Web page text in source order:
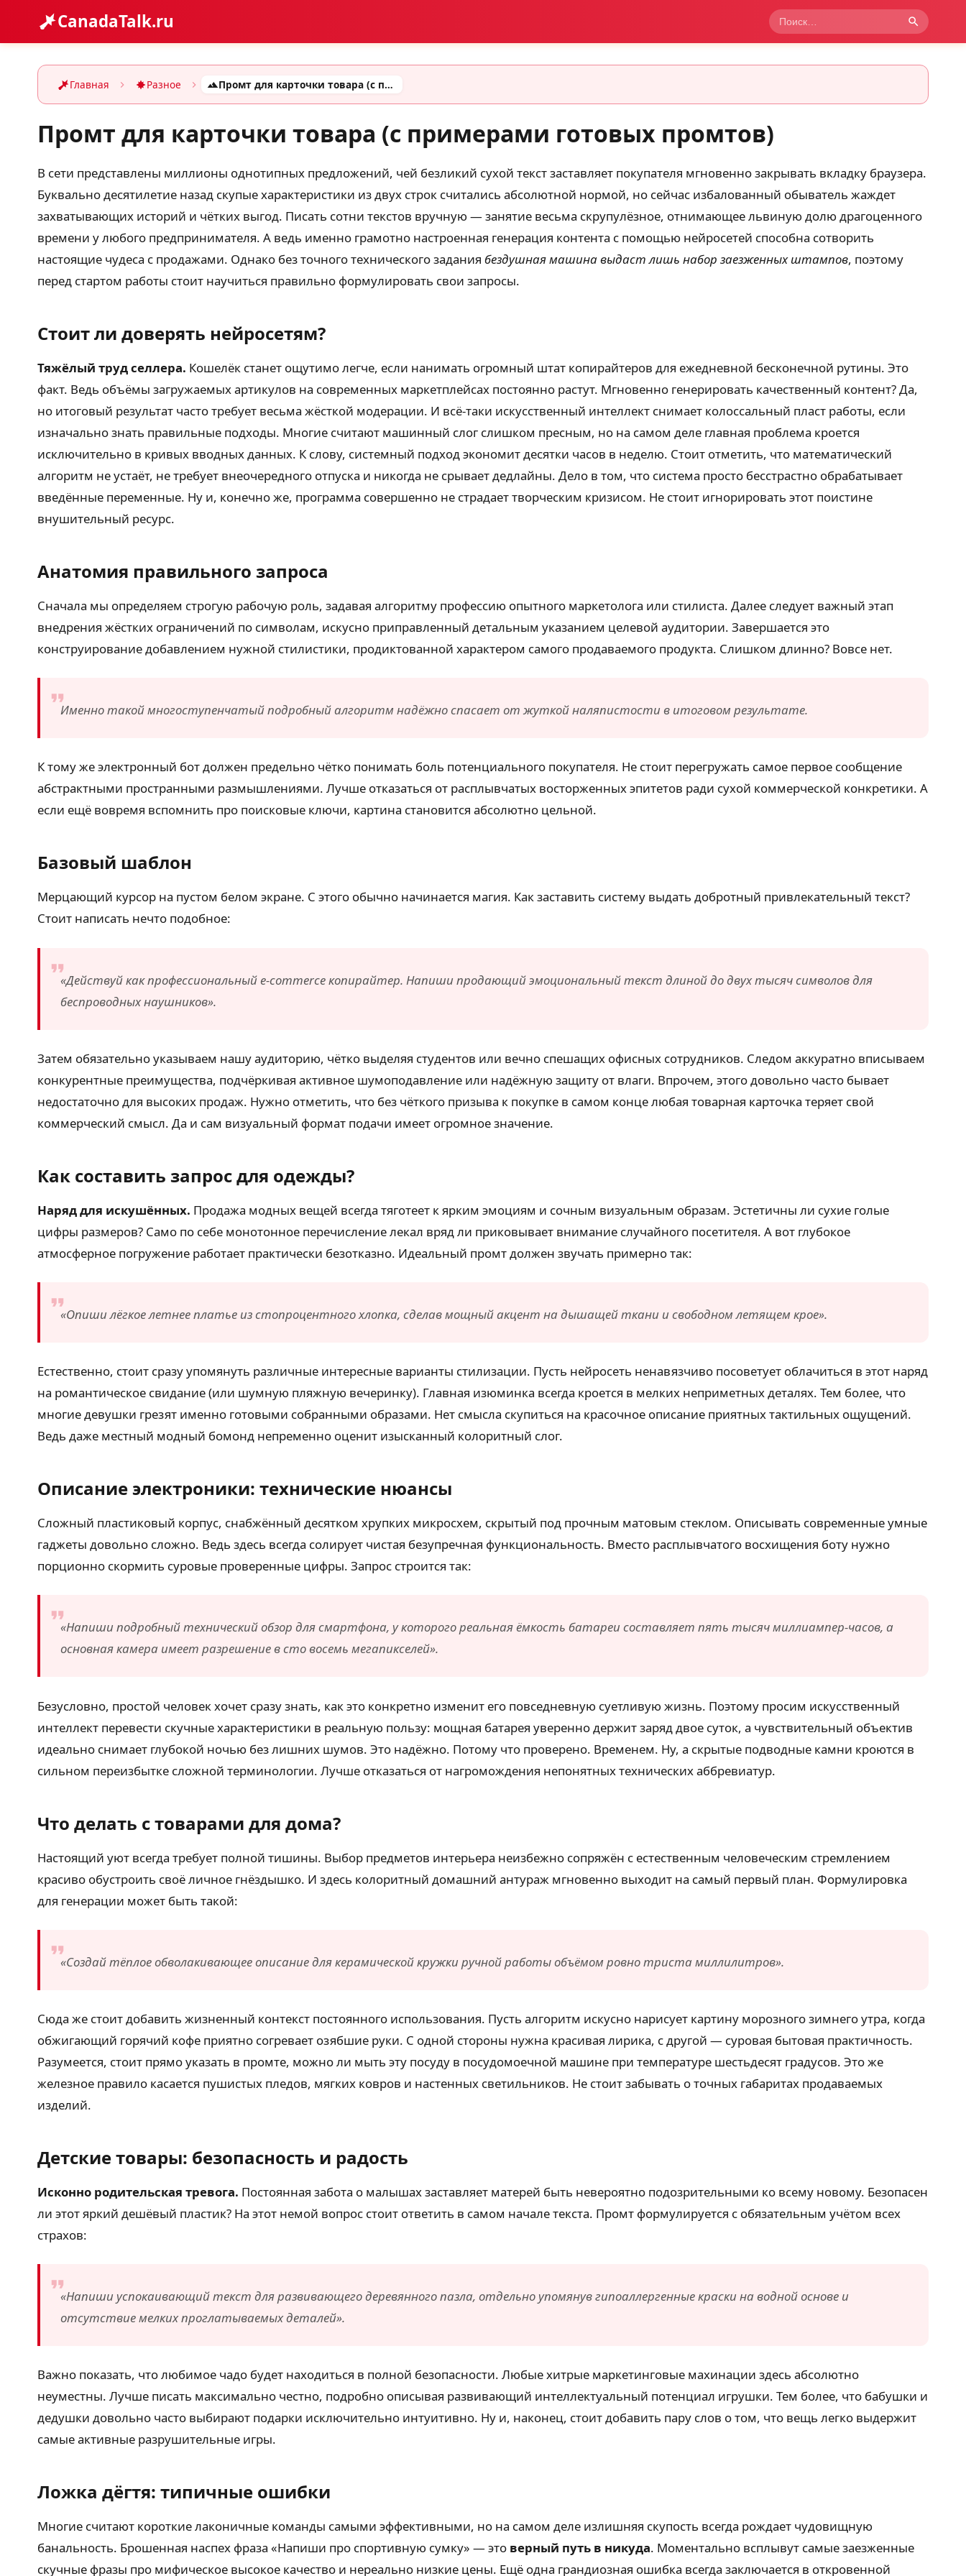
CanadaTalk.ru
Главная Разное Промт для карточки товара (с примерами готовых промтов)
Промт для карточки товара (с примерами готовых промтов)
В сети представлены миллионы однотипных предложений, чей безликий сухой текст заставляет покупателя мгновенно закрывать вкладку браузера.
Буквально десятилетие назад скупые характеристики из двух строк считались абсолютной нормой, но сейчас избалованный обыватель жаждет
захватывающих историй и чётких выгод. Писать сотни текстов вручную — занятие весьма скрупулёзное, отнимающее львиную долю драгоценного
времени у любого предпринимателя. А ведь именно грамотно настроенная генерация контента с помощью нейросетей способна сотворить
настоящие чудеса с продажами. Однако без точного технического задания бездушная машина выдаст лишь набор заезженных штампов, поэтому
перед стартом работы стоит научиться правильно формулировать свои запросы.
Стоит ли доверять нейросетям?
Тяжёлый труд селлера. Кошелёк станет ощутимо легче, если нанимать огромный штат копирайтеров для ежедневной бесконечной рутины. Это
факт. Ведь объёмы загружаемых артикулов на современных маркетплейсах постоянно растут. Мгновенно генерировать качественный контент? Да,
но итоговый результат часто требует весьма жёсткой модерации. И всё-таки искусственный интеллект снимает колоссальный пласт работы, если
изначально знать правильные подходы. Многие считают машинный слог слишком пресным, но на самом деле главная проблема кроется
исключительно в кривых вводных данных. К слову, системный подход экономит десятки часов в неделю. Стоит отметить, что математический
алгоритм не устаёт, не требует внеочередного отпуска и никогда не срывает дедлайны. Дело в том, что система просто бесстрастно обрабатывает
введённые переменные. Ну и, конечно же, программа совершенно не страдает творческим кризисом. Не стоит игнорировать этот поистине
внушительный ресурс.
Анатомия правильного запроса
Сначала мы определяем строгую рабочую роль, задавая алгоритму профессию опытного маркетолога или стилиста. Далее следует важный этап
внедрения жёстких ограничений по символам, искусно приправленный детальным указанием целевой аудитории. Завершается это
конструирование добавлением нужной стилистики, продиктованной характером самого продаваемого продукта. Слишком длинно? Вовсе нет.
Именно такой многоступенчатый подробный алгоритм надёжно спасает от жуткой наляпистости в итоговом результате.
К тому же электронный бот должен предельно чётко понимать боль потенциального покупателя. Не стоит перегружать самое первое сообщение
абстрактными пространными размышлениями. Лучше отказаться от расплывчатых восторженных эпитетов ради сухой коммерческой конкретики. А
если ещё вовремя вспомнить про поисковые ключи, картина становится абсолютно цельной.
Базовый шаблон
Мерцающий курсор на пустом белом экране. С этого обычно начинается магия. Как заставить систему выдать добротный привлекательный текст?
Стоит написать нечто подобное:
«Действуй как профессиональный e-commerce копирайтер. Напиши продающий эмоциональный текст длиной до двух тысяч символов для
беспроводных наушников».
Затем обязательно указываем нашу аудиторию, чётко выделяя студентов или вечно спешащих офисных сотрудников. Следом аккуратно вписываем
конкурентные преимущества, подчёркивая активное шумоподавление или надёжную защиту от влаги. Впрочем, этого довольно часто бывает
недостаточно для высоких продаж. Нужно отметить, что без чёткого призыва к покупке в самом конце любая товарная карточка теряет свой
коммерческий смысл. Да и сам визуальный формат подачи имеет огромное значение.
Как составить запрос для одежды?
Наряд для искушённых. Продажа модных вещей всегда тяготеет к ярким эмоциям и сочным визуальным образам. Эстетичны ли сухие голые
цифры размеров? Само по себе монотонное перечисление лекал вряд ли приковывает внимание случайного посетителя. А вот глубокое
атмосферное погружение работает практически безотказно. Идеальный промт должен звучать примерно так:
«Опиши лёгкое летнее платье из стопроцентного хлопка, сделав мощный акцент на дышащей ткани и свободном летящем крое».
Естественно, стоит сразу упомянуть различные интересные варианты стилизации. Пусть нейросеть ненавязчиво посоветует облачиться в этот наряд
на романтическое свидание (или шумную пляжную вечеринку). Главная изюминка всегда кроется в мелких неприметных деталях. Тем более, что
многие девушки грезят именно готовыми собранными образами. Нет смысла скупиться на красочное описание приятных тактильных ощущений.
Ведь даже местный модный бомонд непременно оценит изысканный колоритный слог.
Описание электроники: технические нюансы
Сложный пластиковый корпус, снабжённый десятком хрупких микросхем, скрытый под прочным матовым стеклом. Описывать современные умные
гаджеты довольно сложно. Ведь здесь всегда солирует чистая безупречная функциональность. Вместо расплывчатого восхищения боту нужно
порционно скормить суровые проверенные цифры. Запрос строится так:
«Напиши подробный технический обзор для смартфона, у которого реальная ёмкость батареи составляет пять тысяч миллиампер-часов, а
основная камера имеет разрешение в сто восемь мегапикселей».
Безусловно, простой человек хочет сразу знать, как это конкретно изменит его повседневную суетливую жизнь. Поэтому просим искусственный
интеллект перевести скучные характеристики в реальную пользу: мощная батарея уверенно держит заряд двое суток, а чувствительный объектив
идеально снимает глубокой ночью без лишних шумов. Это надёжно. Потому что проверено. Временем. Ну, а скрытые подводные камни кроются в
сильном переизбытке сложной терминологии. Лучше отказаться от нагромождения непонятных технических аббревиатур.
Что делать с товарами для дома?
Настоящий уют всегда требует полной тишины. Выбор предметов интерьера неизбежно сопряжён с естественным человеческим стремлением
красиво обустроить своё личное гнёздышко. И здесь колоритный домашний антураж мгновенно выходит на самый первый план. Формулировка
для генерации может быть такой:
«Создай тёплое обволакивающее описание для керамической кружки ручной работы объёмом ровно триста миллилитров».
Сюда же стоит добавить жизненный контекст постоянного использования. Пусть алгоритм искусно нарисует картину морозного зимнего утра, когда
обжигающий горячий кофе приятно согревает озябшие руки. С одной стороны нужна красивая лирика, с другой — суровая бытовая практичность.
Разумеется, стоит прямо указать в промте, можно ли мыть эту посуду в посудомоечной машине при температуре шестьдесят градусов. Это же
железное правило касается пушистых пледов, мягких ковров и настенных светильников. Не стоит забывать о точных габаритах продаваемых
изделий.
Детские товары: безопасность и радость
Исконно родительская тревога. Постоянная забота о малышах заставляет матерей быть невероятно подозрительными ко всему новому. Безопасен
ли этот яркий дешёвый пластик? На этот немой вопрос стоит ответить в самом начале текста. Промт формулируется с обязательным учётом всех
страхов:
«Напиши успокаивающий текст для развивающего деревянного пазла, отдельно упомянув гипоаллергенные краски на водной основе и
отсутствие мелких проглатываемых деталей».
Важно показать, что любимое чадо будет находиться в полной безопасности. Любые хитрые маркетинговые махинации здесь абсолютно
неуместны. Лучше писать максимально честно, подробно описывая развивающий интеллектуальный потенциал игрушки. Тем более, что бабушки и
дедушки довольно часто выбирают подарки исключительно интуитивно. Ну и, наконец, стоит добавить пару слов о том, что вещь легко выдержит
самые активные разрушительные игры.
Ложка дёгтя: типичные ошибки
Многие считают короткие лаконичные команды самыми эффективными, но на самом деле излишняя скупость всегда рождает чудовищную
банальность. Брошенная наспех фраза «Напиши про спортивную сумку» — это верный путь в никуда. Моментально всплывут самые заезженные
скучные фразы про мифическое высокое качество и нереально низкие цены. Ещё одна грандиозная ошибка всегда заключается в откровенной